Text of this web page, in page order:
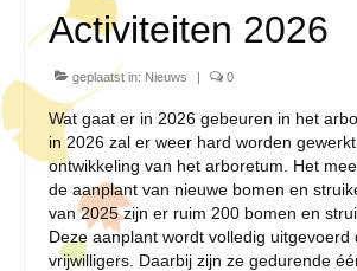
Activiteiten 2026
geplaatst in: Nieuws | 0
Wat gaat er in 2026 gebeuren in het
in 2026 zal er weer hard worden
ontwikkeling van het arboretum. Het
de aanplant van nieuwe bomen en
van 2025 zijn er ruim 200 bomen en
Deze aanplant wordt volledig uitgevoerd
vrijwilligers. Daarbij zijn ze gedurende